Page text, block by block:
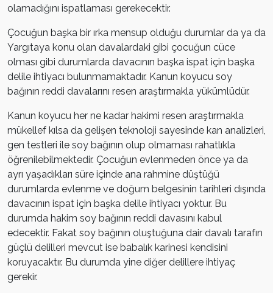
olamadığını ispatlaması gerekecektir.
Çocuğun başka bir ırka mensup olduğu durumlar da ya da
Yargıtaya konu olan davalardaki gibi çocuğun cüce
olması gibi durumlarda davacının başka ispat için başka
delile ihtiyacı bulunmamaktadır. Kanun koyucu soy
bağının reddi davalarını resen araştırmakla yükümlüdür.
Kanun koyucu her ne kadar hakimi resen araştırmakla
mükellef kılsa da gelişen teknoloji sayesinde kan analizleri,
gen testleri ile soy bağının olup olmaması rahatlıkla
öğrenilebilmektedir. Çocuğun evlenmeden önce ya da
ayrı yaşadıkları süre içinde ana rahmine düştüğü
durumlarda evlenme ve doğum belgesinin tarihleri dışında
davacının ispat için başka delile ihtiyacı yoktur. Bu
durumda hakim soy bağının reddi davasını kabul
edecektir. Fakat soy bağının oluştuğuna dair davalı tarafın
güçlü delilleri mevcut ise babalık karinesi kendisini
koruyacaktır. Bu durumda yine diğer delillere ihtiyaç
gerekir.